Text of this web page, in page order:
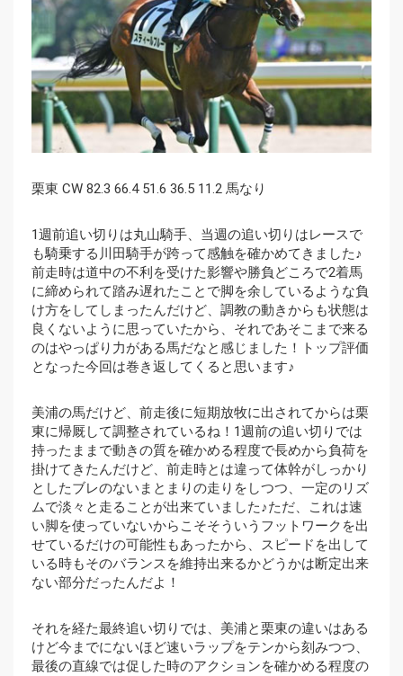
栗東 CW 82.3 66.4 51.6 36.5 11.2 馬なり
1週前追い切りは丸山騎手、当週の追い切りはレースで
も騎乗する川田騎手が跨って感触を確かめてきました♪
前走時は道中の不利を受けた影響や勝負どころで2着馬
に締められて踏み遅れたことで脚を余しているような負
け方をしてしまったんだけど、調教の動きからも状態は
良くないように思っていたから、それであそこまで来る
のはやっぱり力がある馬だなと感じました！トップ評価
となった今回は巻き返してくると思います♪
美浦の馬だけど、前走後に短期放牧に出されてからは栗
東に帰厩して調整されているね！1週前の追い切りでは
持ったままで動きの質を確かめる程度で長めから負荷を
掛けてきたんだけど、前走時とは違って体幹がしっかり
としたブレのないまとまりの走りをしつつ、一定のリズ
ムで淡々と走ることが出来ていました♪ただ、これは速
い脚を使っていないからこそそういうフットワークを出
せているだけの可能性もあったから、スピードを出して
いる時もそのバランスを維持出来るかどうかは断定出来
ない部分だったんだよ！
それを経た最終追い切りでは、美浦と栗東の違いはある
けど今までにないほど速いラップをテンから刻みつつ、
最後の直線では促した時のアクションを確かめる程度の